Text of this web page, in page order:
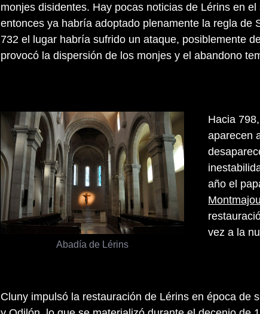
monjes disidentes. Hay pocas noticias de Lérins en
entonces ya habría adoptado plenamente la regla de
732 el lugar habría sufrido un ataque, posiblemente
provocó la dispersión de los monjes y el abandono
Abadía de Lérins
Hacia
aparecen
año el
vez a la
Cluny impulsó la restauración de Lérins en época de